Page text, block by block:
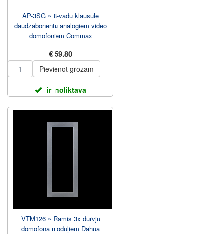
AP-3SG ~ 8-vadu klausule
daudzabonentu analogiem video
domofoniem Commax
€ 59.80
Pievienot grozam
ir_noliktava
VTM126 ~ Rāmis 3x durvju
domofonā moduļiem Dahua